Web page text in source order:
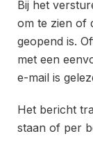
Bij het
om te zien of
geopend is.
met een
e-mail is
Het bericht
staan of per